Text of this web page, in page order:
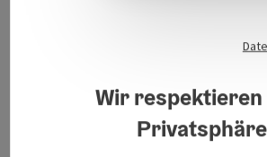
Buchhaltung, Lohnverrechnung und
Szerva hat verstanden, dass jedes
das im ganzen Unternehmen spürbar.
Szerva ist es daher wichtig, als Team
füreinander da zu sein.
Wir
Privatsphäre